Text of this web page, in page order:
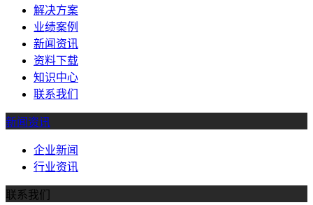
解决方案
业绩案例
新闻资讯
资料下载
知识中心
联系我们
新闻资讯
企业新闻
行业资讯
联系我们